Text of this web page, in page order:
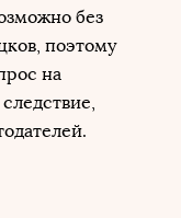
без
поэтому
на